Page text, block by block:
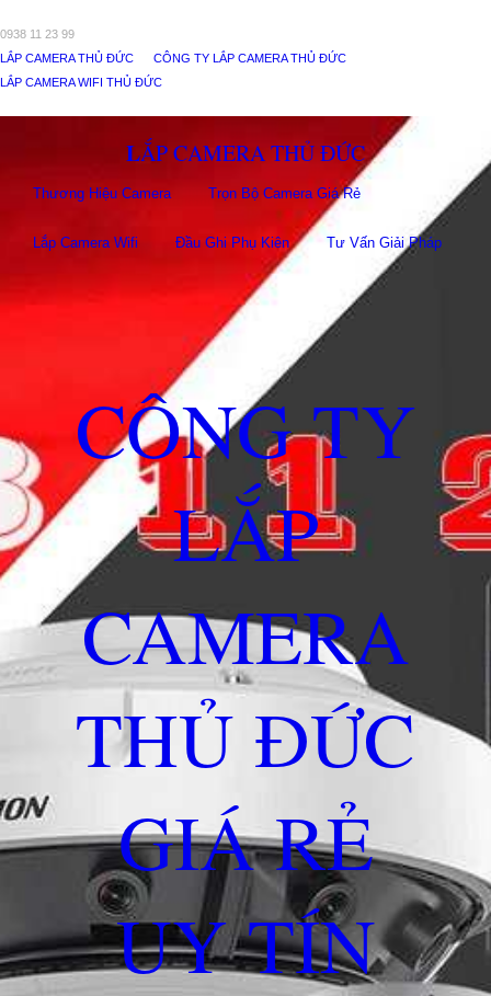
0938 11 23 99
LẮP CAMERA THỦ ĐỨC
CÔNG TY LẮP CAMERA THỦ ĐỨC
LẮP CAMERA WIFI THỦ ĐỨC
LẮP CAMERA THỦ ĐỨC
Thương Hiệu Camera Trọn Bộ Camera Giá Rẻ
Lắp Camera Wifi Đầu Ghi Phụ Kiên Tư Vấn Giải Pháp
CÔNG TY
LẮP
CAMERA
THỦ ĐỨC
GIÁ RẺ
UY TÍN